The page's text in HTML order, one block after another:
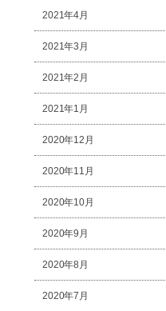
2021年4月
2021年3月
2021年2月
2021年1月
2020年12月
2020年11月
2020年10月
2020年9月
2020年8月
2020年7月